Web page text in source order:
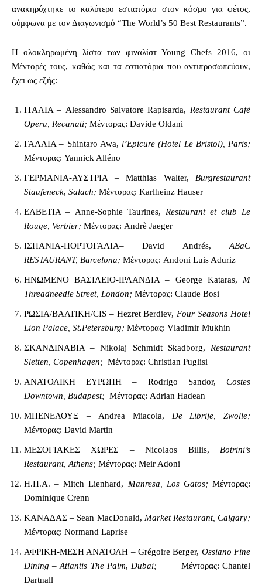
ανακηρύχτηκε το καλύτερο εστιατόριο στον κόσμο για φέτος,
σύμφωνα με τον Διαγωνισμό “The World’s 50 Best Restaurants”.
Η ολοκληρωμένη λίστα των φιναλίστ Young Chefs 2016, οι
Μέντορές τους, καθώς και τα εστιατόρια που αντιπροσωπεύουν,
έχει ως εξής:
ΙΤΑΛΙΑ – Alessandro Salvatore Rapisarda, Restaurant Café
Opera, Recanati; Μέντορας: Davide Oldani
ΓΑΛΛΙΑ – Shintaro Awa, l’Epicure (Hotel Le Bristol),
Paris;
Μέντορας: Yannick Alléno
ΓΕΡΜΑΝΙΑ-ΑΥΣΤΡΙΑ – Matthias Walter, Burgrestaurant
Staufeneck, Salach; Μέντορας: Karlheinz Hauser
ΕΛΒΕΤΙΑ – Anne-Sophie Taurines, Restaurant et club Le
Rouge, Verbier; Μέντορας: Andrè Jaeger
ΙΣΠΑΝΙΑ-ΠΟΡΤΟΓΑΛΙΑ– David Andrés, ABaC
RESTAURANT, Barcelona; Μέντορας: Andoni Luis Aduriz
ΗΝΩΜΕΝΟ ΒΑΣΙΛΕΙΟ-ΙΡΛΑΝΔΙΑ – George Kataras, M
Threadneedle Street, London; Μέντορας: Claude Bosi
ΡΩΣΙΑ/ΒΑΛΤΙΚΗ/CIS – Hezret Berdiev, Four Seasons Hotel
Lion Palace, St.Petersburg; Μέντορας: Vladimir Mukhin
ΣΚΑΝΔΙΝΑΒΙΑ – Nikolaj Schmidt Skadborg, Restaurant
Sletten, Copenhagen; Μέντορας: Christian Puglisi
ΑΝΑΤΟΛΙΚΗ ΕΥΡΩΠΗ – Rodrigo Sandor, Costes
Downtown, Budapest; Μέντορας: Adrian Hadean
ΜΠΕΝΕΛΟΥΞ – Andrea Miacola, De Librije, Zwolle;
Μέντορας: David Martin
ΜΕΣΟΓΙΑΚΕΣ ΧΩΡΕΣ – Nicolaos Billis, Botrini’s
Restaurant, Athens; Μέντορας: Meir Adoni
Η.Π.Α. – Mitch Lienhard, Manresa, Los Gatos;Μέντορας:
Dominique Crenn
ΚΑΝΑΔΑΣ – Sean MacDonald, Market Restaurant, Calgary;
Μέντορας: Normand Laprise
ΑΦΡΙΚΗ-ΜΕΣΗ ΑΝΑΤΟΛΗ – Grégoire Berger, Ossiano Fine
Dining – Atlantis The Palm, Dubai; Μέντορας: Chantel
Dartnall